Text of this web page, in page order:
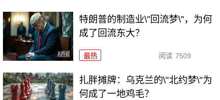
特朗普的制造业\"回流梦\"，为何
成了回流东大？
最热 阅读 7509
扎胖摊牌：乌克兰的\"北约梦\"为
何成了一地鸡毛？